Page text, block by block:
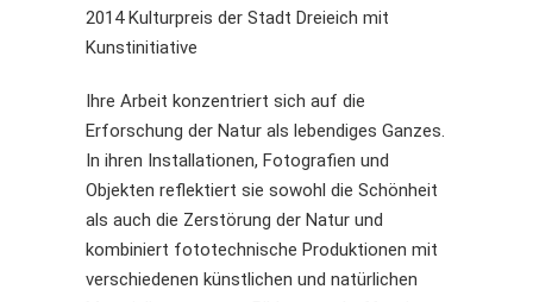
2014 Kulturpreis der Stadt Dreieich mit
Kunstinitiative
Ihre Arbeit konzentriert sich auf die
Erforschung der Natur als lebendiges Ganzes.
In ihren Installationen, Fotografien und
Objekten reflektiert sie sowohl die Schönheit
als auch die Zerstörung der Natur und
kombiniert fototechnische Produktionen mit
verschiedenen künstlichen und natürlichen